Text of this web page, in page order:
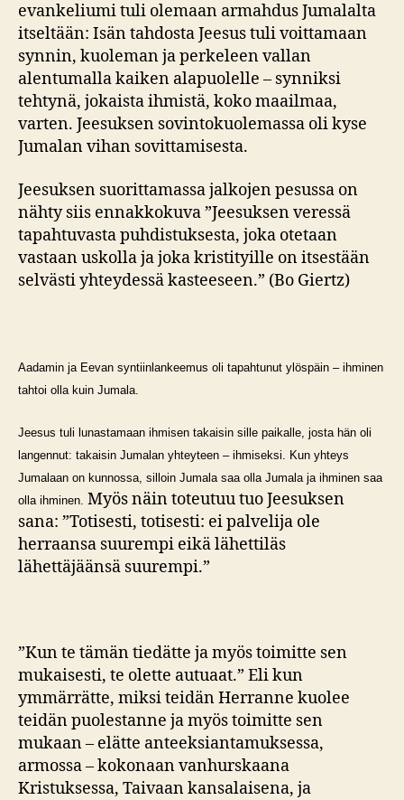
evankeliumi tuli olemaan armahdus Jumalalta
itseltään: Isän tahdosta Jeesus tuli voittamaan
synnin, kuoleman ja perkeleen vallan
alentumalla kaiken alapuolelle – synniksi
tehtynä, jokaista ihmistä, koko maailmaa,
varten. Jeesuksen sovintokuolemassa oli kyse
Jumalan vihan sovittamisesta.
Jeesuksen suorittamassa jalkojen pesussa on
nähty siis ennakkokuva ”Jeesuksen veressä
tapahtuvasta puhdistuksesta, joka otetaan
vastaan uskolla ja joka kristityille on itsestään
selvästi yhteydessä kasteeseen.” (Bo Giertz)
Aadamin ja Eevan syntiinlankeemus oli tapahtunut ylöspäin – ihminen
tahtoi olla kuin Jumala.
Jeesus tuli lunastamaan ihmisen takaisin sille paikalle, josta hän oli
langennut: takaisin Jumalan yhteyteen – ihmiseksi. Kun yhteys
Jumalaan on kunnossa, silloin Jumala saa olla Jumala ja ihminen saa
olla ihminen. Myös näin toteutuu tuo Jeesuksen
sana: ”Totisesti, totisesti: ei palvelija ole
herraansa suurempi eikä lähettiläs
lähettäjäänsä suurempi.”
”Kun te tämän tiedätte ja myös toimitte sen
mukaisesti, te olette autuaat.” Eli kun
ymmärrätte, miksi teidän Herranne kuolee
teidän puolestanne ja myös toimitte sen
mukaan – elätte anteeksiantamuksessa,
armossa – kokonaan vanhurskaana
Kristuksessa, Taivaan kansalaisena, ja